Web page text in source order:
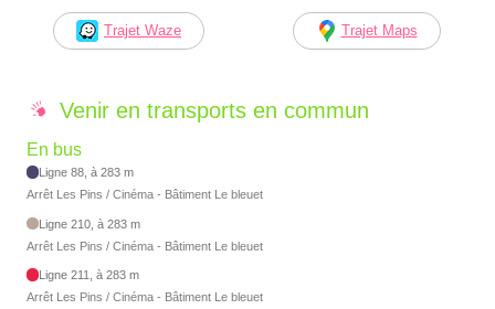
Trajet Waze Trajet Maps
Venir en transports en commun
En bus
Ligne 88, à 283 m
Arrêt Les Pins / Cinéma - Bâtiment Le bleuet
Ligne 210, à 283 m
Arrêt Les Pins / Cinéma - Bâtiment Le bleuet
Ligne 211, à 283 m
Arrêt Les Pins / Cinéma - Bâtiment Le bleuet